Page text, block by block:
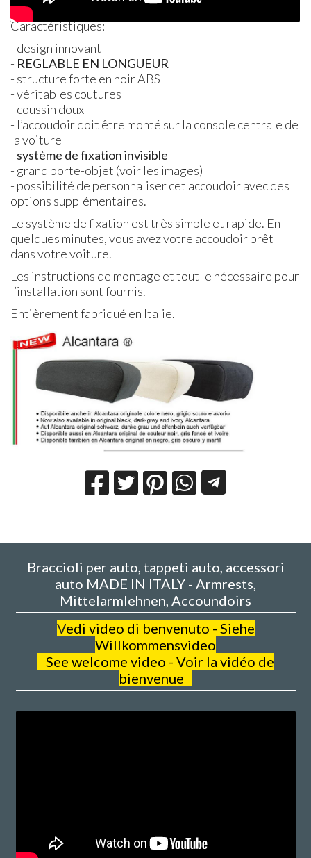
Caractéristiques:
- design innovant
- REGLABLE EN LONGUEUR
- structure forte en noirABS
- véritables coutures
- coussin doux
- l’accoudoir doit être monté sur la console centrale de
la voiture
- système de fixation invisible
- grand porte-objet (voir les images)
- possibilité de personnaliser cet accoudoir avec des
options supplémentaires.
Le système de fixation est très simple et rapide. En
quelques minutes, vous avez votre accoudoir prêt
dans votre voiture.
Les instructions de montage et tout le nécessaire pour
l’installation sont fournis.
Entièrement fabriqué en Italie.
Braccioli per auto, tappeti auto, accessori
auto MADE IN ITALY - Armrests,
Mittelarmlehnen, Accoundoirs
Vedi video di benvenuto - Siehe
Willkommensvideo
See welcome video - Voir la vidéo de
bienvenue